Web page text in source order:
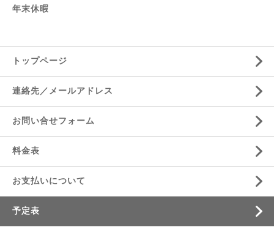
年末休暇
トップページ
連絡先／メールアドレス
お問い合せフォーム
料金表
お支払いについて
予定表